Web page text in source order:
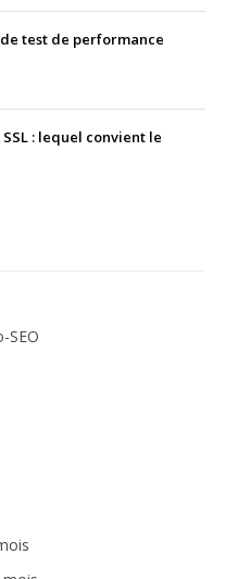
test de performance
: lequel convient le
SEO